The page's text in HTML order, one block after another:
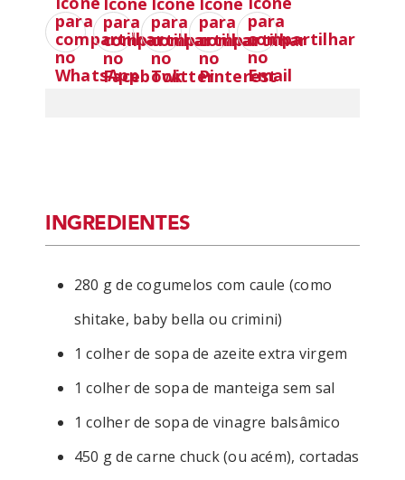
INGREDIENTES
280 g de cogumelos com caule (como
shitake, baby bella ou crimini)
1 colher de sopa de azeite extra virgem
1 colher de sopa de manteiga sem sal
1 colher de sopa de vinagre balsâmico
450 g de carne chuck (ou acém), cortadas